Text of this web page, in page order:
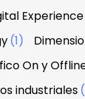
(1)
On y
industriales